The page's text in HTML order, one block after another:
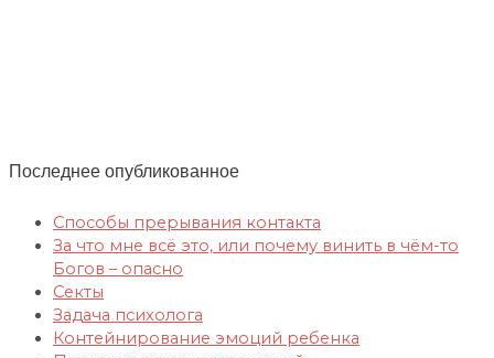
Последнее опубликованное
Способы прерывания контакта
За что мне всё это, или почему винить в чём-то
Богов – опасно
Секты
Задача психолога
Контейнирование эмоций ребенка